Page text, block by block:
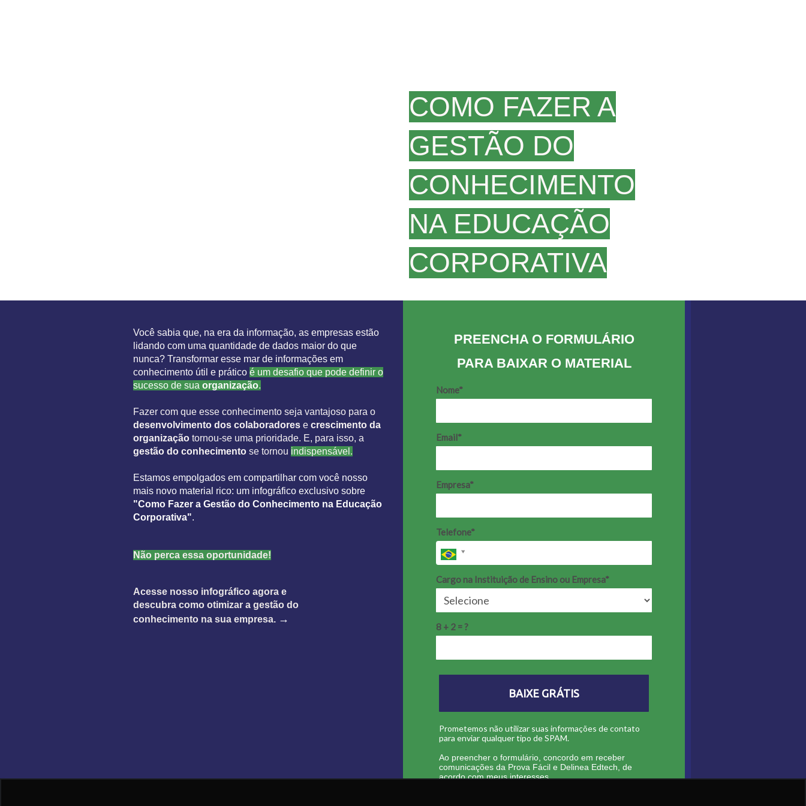
COMO FAZER A
GESTÃO DO
CONHECIMENTO
NA EDUCAÇÃO
CORPORATIVA
Você sabia que, na era da informação, as empresas estão
lidando com uma quantidade de dados maior do que
nunca? Transformar esse mar de informações em
conhecimento útil e prático é um desafio que pode definir o
sucesso de sua organização.
Fazer com que esse conhecimento seja vantajoso para o
desenvolvimento dos colaboradores e crescimento da
organização tornou-se uma prioridade. E, para isso, a
gestão do conhecimento se tornou indispensável.
Estamos empolgados em compartilhar com você nosso
mais novo material rico: um infográfico exclusivo sobre
"Como Fazer a Gestão do Conhecimento na Educação
Corporativa".
Não perca essa oportunidade!
Acesse nosso infográfico agora e
descubra como otimizar a gestão do
conhecimento na sua empresa. →
PREENCHA O FORMULÁRIO
PARA BAIXAR O MATERIAL
Nome*
Email*
Empresa*
Telefone*
Cargo na Instituição de Ensino ou Empresa*
8 + 2 = ?
BAIXE GRÁTIS
Prometemos não utilizar suas informações de contato
para enviar qualquer tipo de SPAM.
Ao preencher o formulário, concordo em receber
comunicações da Prova Fácil e Delinea Edtech, de
acordo com meus interesses.